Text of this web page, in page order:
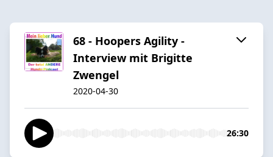
68 - Hoopers Agility -
Interview mit Brigitte
Zwengel
2020-04-30
26:30